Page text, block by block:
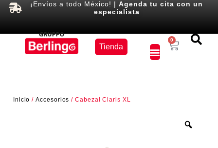
¡Envíos a todo México! |Agenda tu cita con un
especialista
Tienda
0
Inicio /Accesorios / Cabezal Claris XL